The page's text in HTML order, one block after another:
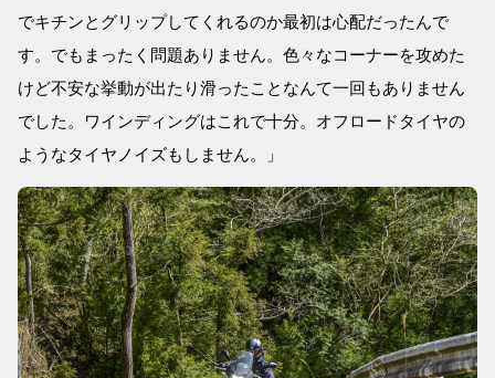
でキチンとグリップしてくれるのか最初は心配だったんで
す。でもまったく問題ありません。色々なコーナーを攻めた
けど不安な挙動が出たり滑ったことなんて一回もありません
でした。ワインディングはこれで十分。オフロードタイヤの
ようなタイヤノイズもしません。」